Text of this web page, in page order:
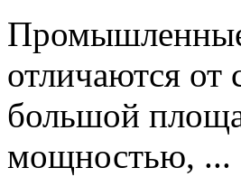
отличаются от
большой
мощностью, ...